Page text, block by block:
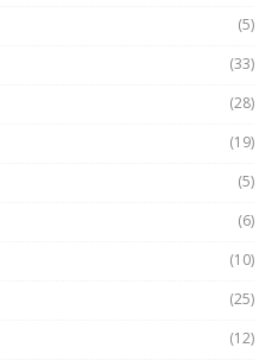
(5)
(33)
(28)
(19)
(5)
(6)
(10)
(25)
(12)